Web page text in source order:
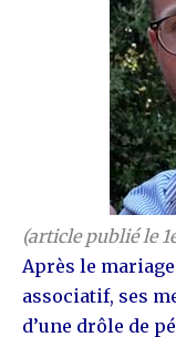
(article publié le
Après le
associatif, ses
d’une drôle de